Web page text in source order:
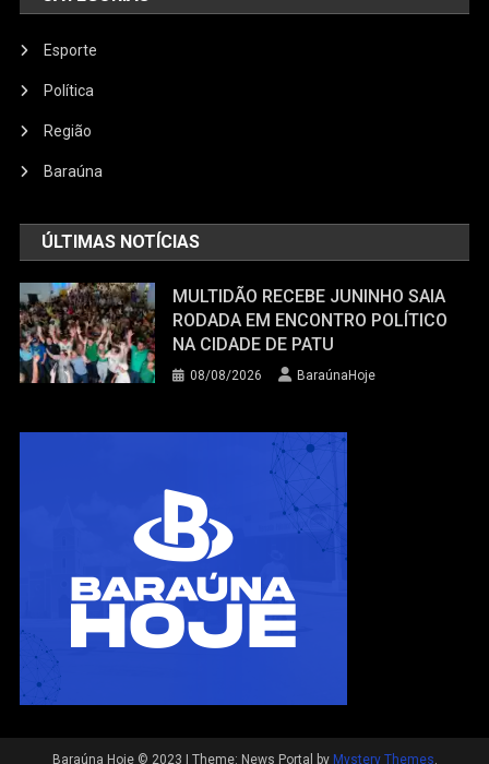
Esporte
Política
Região
Baraúna
ÚLTIMAS NOTÍCIAS
MULTIDÃO RECEBE JUNINHO SAIA
RODADA EM ENCONTRO POLÍTICO
NA CIDADE DE PATU
08/08/2026 BaraúnaHoje
Baraúna Hoje © 2023 | Theme: News Portal by Mystery Themes